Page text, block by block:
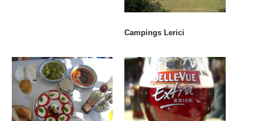
Campings Lerici